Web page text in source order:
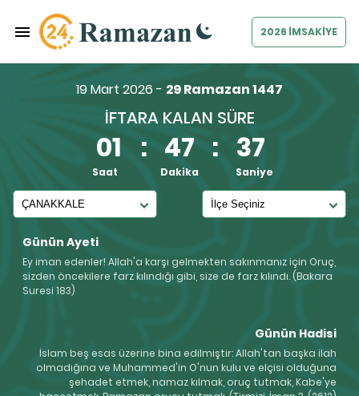
2026 İMSAKİYE
Günün Ayeti
Ey iman edenler! Allah'a karşı gelmekten sakınmanız için Oruç,
sizden öncekilere farz kılındığı gibi, size de farz kılındı. (Bakara
Suresi 183)
19 Mart 2026 - 29 Ramazan 1447
İFTARA KALAN SÜRE
01 : 47 : 36
Saat Dakika Saniye
Günün Hadisi
İslam beş esas üzerine bina edilmiştir: Allah'tan başka ilah
olmadığına ve Muhammed'in O'nun kulu ve elçisi olduğuna
şehadet etmek, namaz kılmak, oruç tutmak, Kabe'ye